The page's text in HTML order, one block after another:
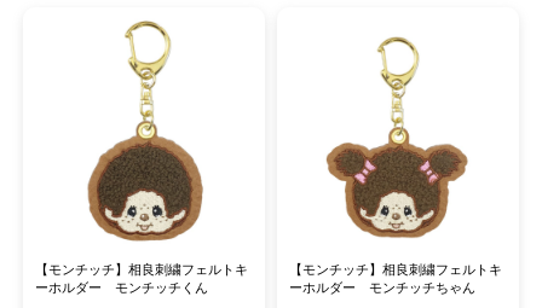
「モンチッチ」というかわいらしいネーミングは、
"わたしの小さく可愛いもの"と
またモンキーのモンとおしゃぶりをいつもチュウチュウと吸って
【モンチッチ】相良刺繍フェルトキ
ーホルダー モンチッチくん
【モンチッチ】相良刺繍フェルトキ
ーホルダー モンチッチちゃん